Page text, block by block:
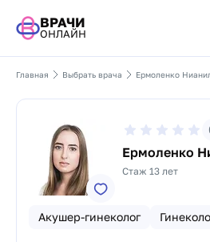
ВРАЧИ
ОНЛАЙН
Главная Выбрать врача Ермоленко
Ермоленко
Стаж 13 лет
Акушер-гинеколог